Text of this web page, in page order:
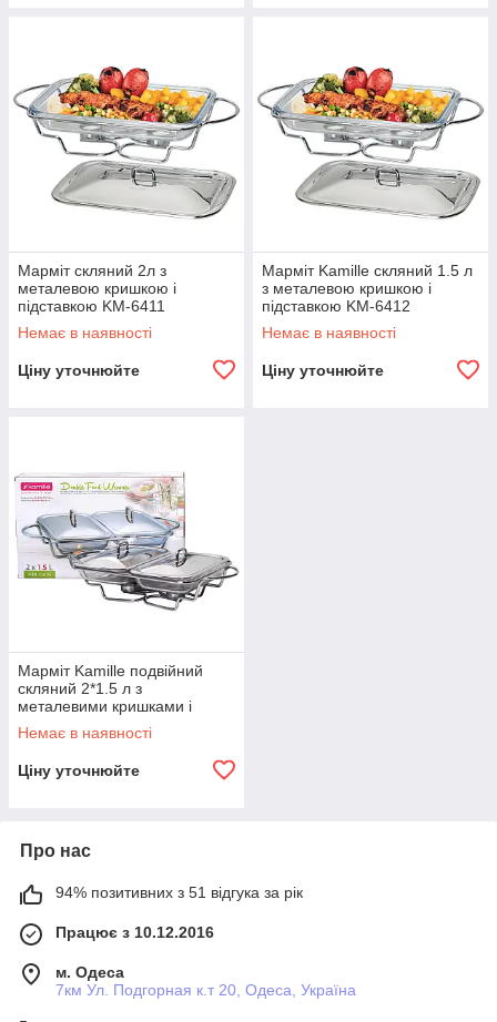
Марміт скляний 2л з
металевою кришкою і
підставкою KM-6411
Немає в наявності
Ціну уточнюйте
Марміт Kamille скляний 1.5 л
з металевою кришкою і
підставкою KM-6412
Немає в наявності
Ціну уточнюйте
Марміт Kamille подвійний
скляний 2*1.5 л з
металевими кришками і
підставкою KM-6415
Немає в наявності
Ціну уточнюйте
Про нас
94% позитивних з 51 відгука за рік
Працює з 10.12.2016
м. Одеса
7км Ул. Подгорная к.т 20, Одеса, Україна